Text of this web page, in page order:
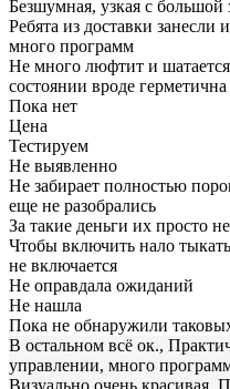
Безшумная, узкая с большой
Ребята из доставки занесли
много программ
Не много люфтит и
состоянии вроде герметична
Пока нет
Цена
Тестируем
Не выявленно
Не забирает полностью
еще не разобрались
За такие деньги их просто
Чтобы включить нало
не включается
Не оправдала ожиданий
Не нашла
Пока не обнаружили
В остальном всё ок.,
управлении, много
Визуально очень красивая.